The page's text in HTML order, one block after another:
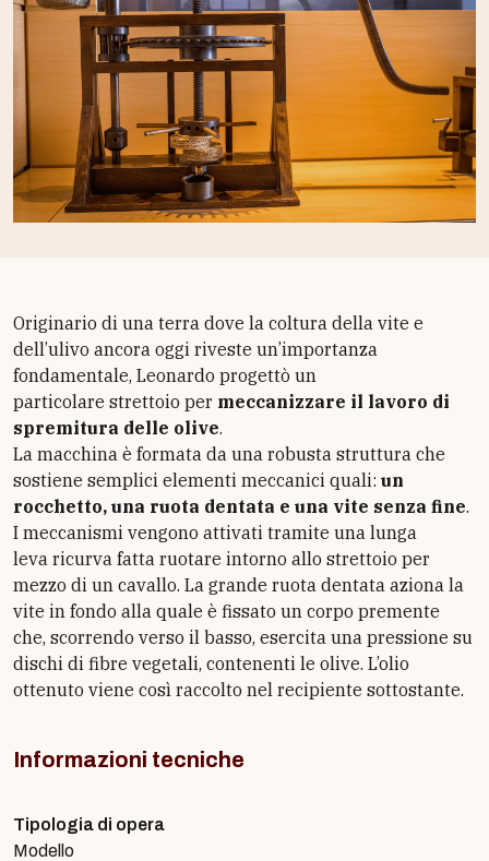
Originario di una terra dove la coltura della vite e
dell’ulivo ancora oggi riveste un’importanza
fondamentale, Leonardo progettò un
particolare strettoio per meccanizzare il lavoro di
spremitura delle olive.
La macchina è formata da una robusta struttura che
sostiene semplici elementi meccanici quali: un
rocchetto, una ruota dentata e una vite senza fine.
I meccanismi vengono attivati tramite una lunga
leva ricurva fatta ruotare intorno allo strettoio per
mezzo di un cavallo. La grande ruota dentata aziona la
vite in fondo alla quale è fissato un corpo premente
che, scorrendo verso il basso, esercita una pressione su
dischi di fibre vegetali, contenenti le olive. L’olio
ottenuto viene così raccolto nel recipiente sottostante.
Informazioni tecniche
Tipologia di opera
Modello